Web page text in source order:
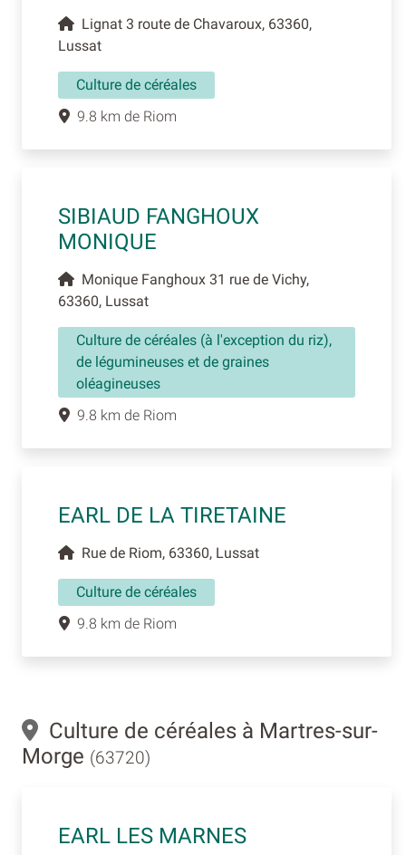
Lignat 3 route de Chavaroux, 63360,
Lussat
Culture de céréales
9.8 km de Riom
SIBIAUD FANGHOUX
MONIQUE
Monique Fanghoux 31 rue de Vichy,
63360, Lussat
Culture de céréales (à l'exception du riz),
de légumineuses et de graines
oléagineuses
9.8 km de Riom
EARL DE LA TIRETAINE
Rue de Riom, 63360, Lussat
Culture de céréales
9.8 km de Riom
Culture de céréales à Martres-sur-
Morge (63720)
EARL LES MARNES